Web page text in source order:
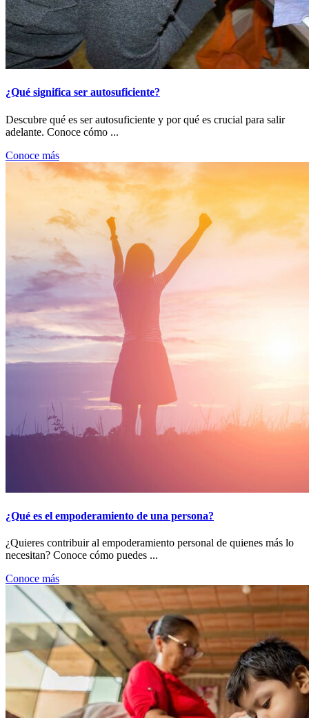
¿Qué significa ser autosuficiente?
Descubre qué es ser autosuficiente y por qué es crucial para salir
adelante. Conoce cómo ...
Conoce más
¿Qué es el empoderamiento de una persona?
¿Quieres contribuir al empoderamiento personal de quienes más lo
necesitan? Conoce cómo puedes ...
Conoce más